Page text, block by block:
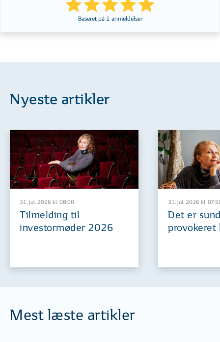
Baseret på 1 anmeldelser
Nyeste artikler
31. jul. 2026 kl. 08:00
Tilmelding til
investormøder 2026
31. jul. 2026 kl.
Det er
provokeret
Mest læste artikler